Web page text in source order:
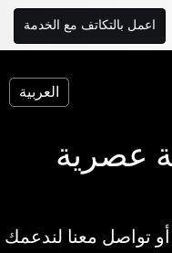
اعمل بالتكاتف مع الخدمة
العربية
عصرية
تواصل معنا لندعمك